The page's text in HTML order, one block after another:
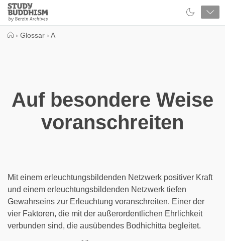
Close
Study
Buddhism
› Glossar › A
Auf besondere Weise
voranschreiten
Mit einem erleuchtungsbildenden Netzwerk positiver Kraft
und einem erleuchtungsbildenden Netzwerk tiefen
Gewahrseins zur Erleuchtung voranschreiten. Einer der
vier Faktoren, die mit der außerordentlichen Ehrlichkeit
verbunden sind, die ausübendes Bodhichitta begleitet.